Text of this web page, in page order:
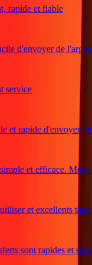
et fiable
d'envoyer de l'argent
et rapide d'envoyer de
et efficace. Merci
et excellents taux
sont rapides et